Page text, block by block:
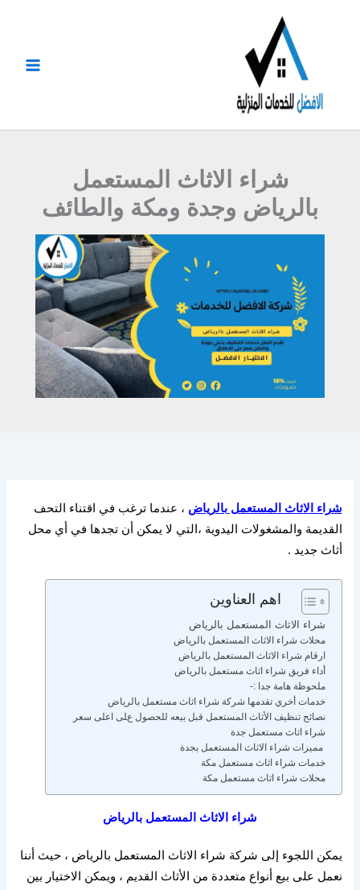
شراء الاثاث المستعمل
بالرياض وجدة ومكة والطائف
شراء الاثاث المستعمل بالرياض ، عندما ترغب في اقتناء التحف
القديمة والمشغولات اليدوية ،التي لا يمكن أن تجدها في أي محل
أثاث جديد .
اهم العناوين
شراء الاثاث المستعمل بالرياض
محلات شراء الاثاث المستعمل بالرياض
ارقام شراء الاثاث المستعمل بالرياض
أداء فريق شراء اثاث مستعمل بالرياض
ملحوظة هامة جدا :-
خدمات أخري تقدمها شركة شراء اثاث مستعمل بالرياض
نصائح تنظيف الأثاث المستعمل قبل بيعه للحصول على اعلى سعر
شراء اثاث مستعمل جدة
مميزات شراء الاثاث المستعمل بجدة
خدمات شراء اثاث مستعمل مكة
محلات شراء اثاث مستعمل مكة
شراء الاثاث المستعمل بالرياض
يمكن اللجوء إلى شركة شراء الاثاث المستعمل بالرياض ، حيث أننا
نعمل على بيع أنواع متعددة من الأثاث القديم ، ويمكن الاختيار بين